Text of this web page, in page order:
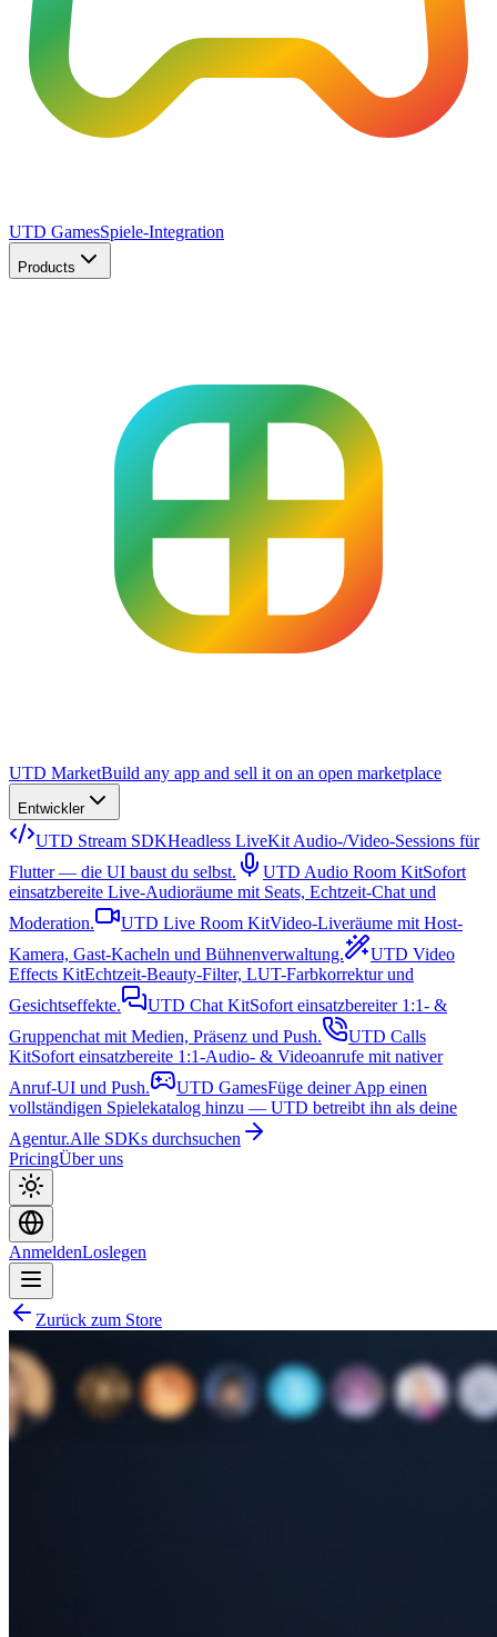
UTD GamesSpiele-Integration
Products
UTD MarketBuild any app and sell it on an open marketplace
Entwickler
UTD Stream SDKHeadless LiveKit Audio-/Video-Sessions für
Flutter — die UI baust du selbst.
UTD Audio Room KitSofort
einsatzbereite Live-Audioräume mit Seats, Echtzeit-Chat und
Moderation.
UTD Live Room KitVideo-Liveräume mit Host-
Kamera, Gast-Kacheln und Bühnenverwaltung.
UTD Video
Effects KitEchtzeit-Beauty-Filter, LUT-Farbkorrektur und
Gesichtseffekte.
UTD Chat KitSofort einsatzbereiter 1:1- &
Gruppenchat mit Medien, Präsenz und Push.
UTD Calls
KitSofort einsatzbereite 1:1-Audio- & Videoanrufe mit nativer
Anruf-UI und Push.
UTD GamesFüge deiner App einen
vollständigen Spielekatalog hinzu — UTD betreibt ihn als deine
Agentur.Alle SDKs durchsuchen
PricingÜber uns
AnmeldenLoslegen
Zurück zum Store